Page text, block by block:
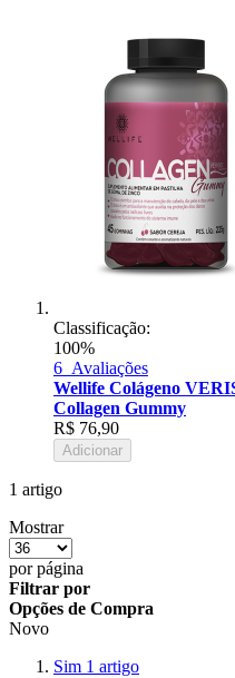
Classificação:
100%
6 Avaliações
Wellife Colágeno
Collagen Gummy
R$ 76,90
Adicionar
1 artigo
Mostrar
por página
Filtrar por
Opções de Compra
Novo
Sim 1 artigo